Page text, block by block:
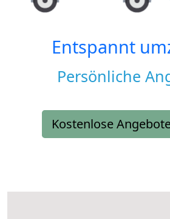
Entspannt
Persönliche
Kostenlose